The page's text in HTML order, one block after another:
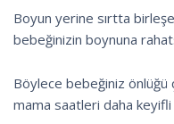
Boyun yerine sırtta
bebeğinizin boynuna
Böylece bebeğiniz önlüğü
mama saatleri daha